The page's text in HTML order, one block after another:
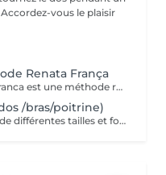
Renata França
Le drainage lymphatique Renata Franca est une méthode revisité du drainage lymphatique traditionnel qui permet d'obtenir des résultats plus rapides et visuels impressionnants. L'objectif du drainage manuel, c'est de stimuler le système lymphatique pour qu'il accélère son fonctionnement et élimine ce qui l'empêchait de fonctionner correctement. Pour ce faire, il va falloir stimuler les ganglions et les organes d'élimination. Plus il est pratiqué régulièrement, plus il sera efficace et permettra de soutenir le système lymphatique plutôt que de le relancer à chaque fois.
/bras/poitrine)
Réalisé à l'aide d'ustensiles en bois de différentes tailles et formes spécialement conçus pour s'adapter aux lignes du corps. - Une alternative à la chirurgie - Accélère le métabolisme - Active le système lymphatique - Raffermit et tonifie la peau - Redessine le corps et les volumes - Post opératoire...